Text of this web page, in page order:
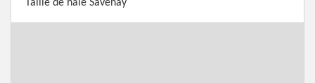
Taille de haie Savenay